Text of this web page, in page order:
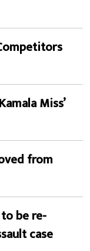
Miss’
from
be re-
case